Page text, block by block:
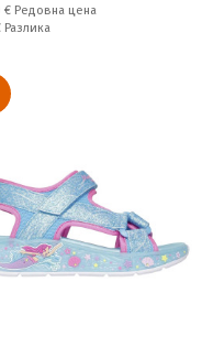
цена:
€ Редовна цена
Разлика